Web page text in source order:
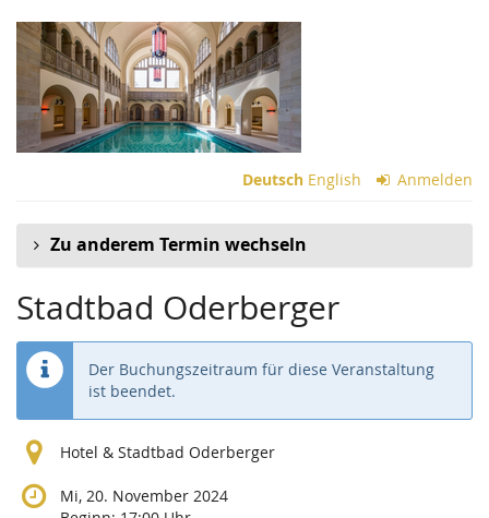
Zum
Haupt-
Inhalt
springen
Deutsch English Anmelden
Zu anderem Termin wechseln
Stadtbad Oderberger
Der Buchungszeitraum für diese Veranstaltung
ist beendet.
Hotel & Stadtbad Oderberger
Mi, 20. November 2024